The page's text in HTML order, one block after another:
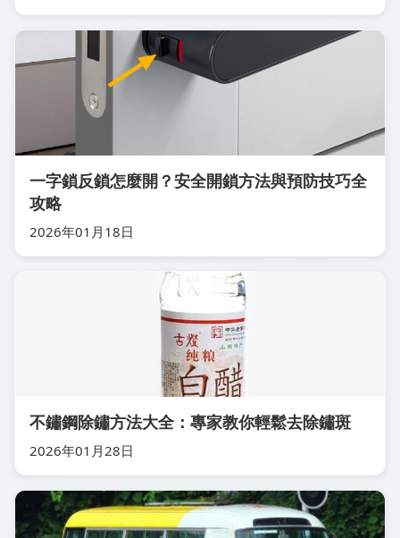
一字鎖反鎖怎麼開？安全開鎖方法與預防技巧全
攻略
2026年01月18日
不鏽鋼除鏽方法大全：專家教你輕鬆去除鏽斑
2026年01月28日